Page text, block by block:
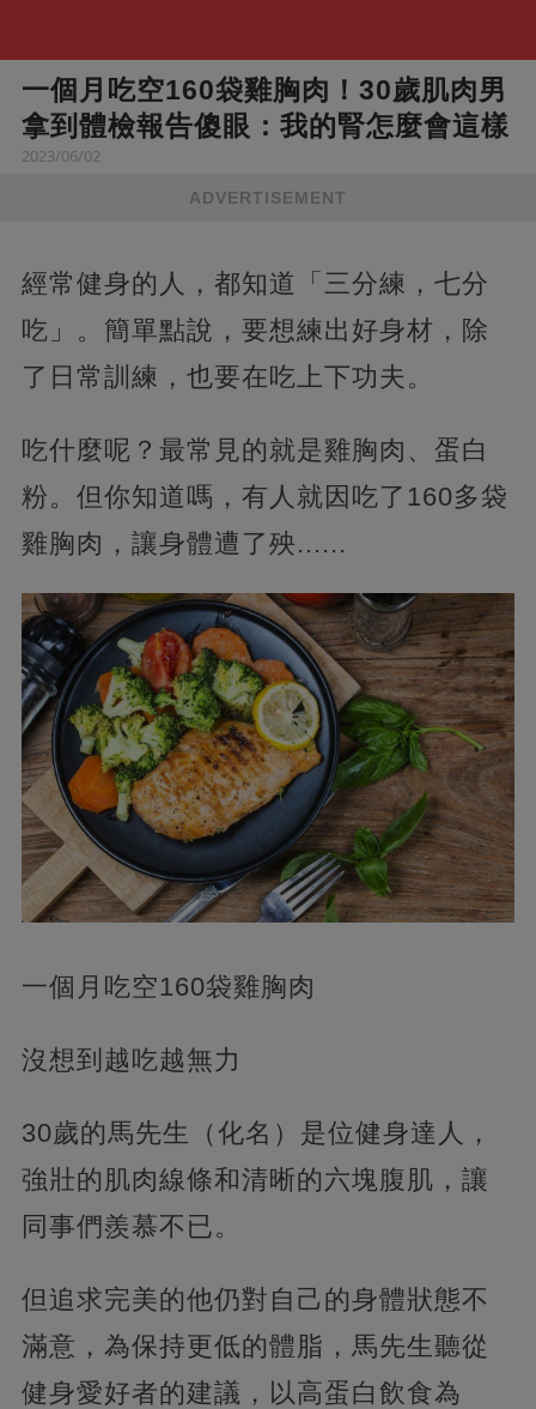
一個月吃空160袋雞胸肉！30歲肌肉男
拿到體檢報告傻眼：我的腎怎麼會這樣
2023/06/02
ADVERTISEMENT
經常健身的人，都知道「三分練，七分
吃」。簡單點說，要想練出好身材，除
了日常訓練，也要在吃上下功夫。
吃什麼呢？最常見的就是雞胸肉、蛋白
粉。但你知道嗎，有人就因吃了160多袋
雞胸肉，讓身體遭了殃......
一個月吃空160袋雞胸肉
沒想到越吃越無力
30歲的馬先生（化名）是位健身達人，
強壯的肌肉線條和清晰的六塊腹肌，讓
同事們羨慕不已。
但追求完美的他仍對自己的身體狀態不
滿意，為保持更低的體脂，馬先生聽從
健身愛好者的建議，以高蛋白飲食為